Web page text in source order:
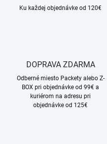
Ku každej objednávke od 120€
DOPRAVA ZDARMA
Odberné miesto Packety alebo Z-
BOX pri objednávke od 99€ a
kuriérom na adresu pri
objednávke od 125€